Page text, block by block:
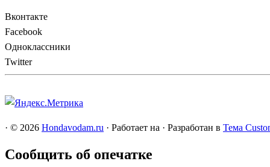
Вконтакте
Facebook
Одноклассники
Twitter
· © 2026 Hondavodam.ru · Работает на · Разработан в Тема
Сообщить об опечатке